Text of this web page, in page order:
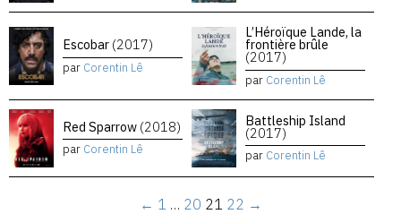
Escobar (2017)
par Corentin Lê
L’Héroïque Lande, la
frontière brûle
(2017)
par Corentin Lê
Red Sparrow (2018)
par Corentin Lê
Battleship Island
(2017)
par Corentin Lê
← 1 … 20 21 22 →